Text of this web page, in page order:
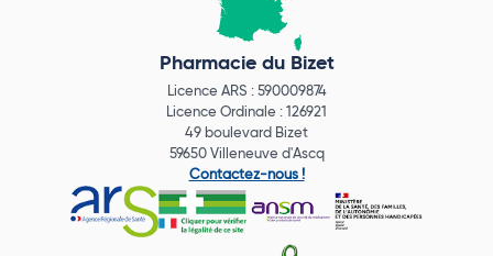
Pharmacie du Bizet
Licence ARS : 590009874
Licence Ordinale : 126921
49 boulevard Bizet
59650 Villeneuve d'Ascq
Contactez-nous !